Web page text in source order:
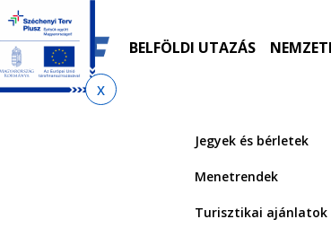
Ugrás
menetrendkeresőhöz
Ugrás
az
almenühöz
Ugrás
tartalomra
Ugrás
az
oldaltérképre
BELFÖLDI UTAZÁS
Jegyek és bérletek
Menetrendek
Turisztikai ajánlatok